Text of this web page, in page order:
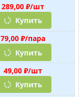
289,00 ₽/шт
Купить
79,00 ₽/пара
Купить
49,00 ₽/шт
Купить